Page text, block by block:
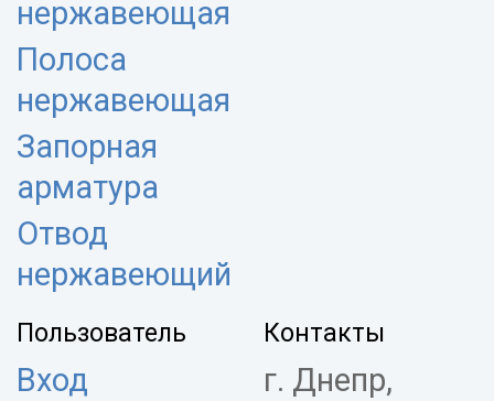
нержавеющая
Полоса
нержавеющая
Запорная
арматура
Отвод
нержавеющий
Пользователь
Вход
Контакты
г. Днепр,